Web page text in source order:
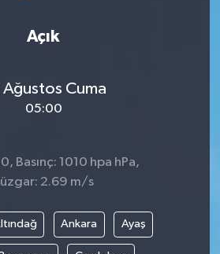
Açık
Ağustos Cuma
05:00
Basınç: 1010 hpa hPa,
2.69 m/s
Ankara Ayaş